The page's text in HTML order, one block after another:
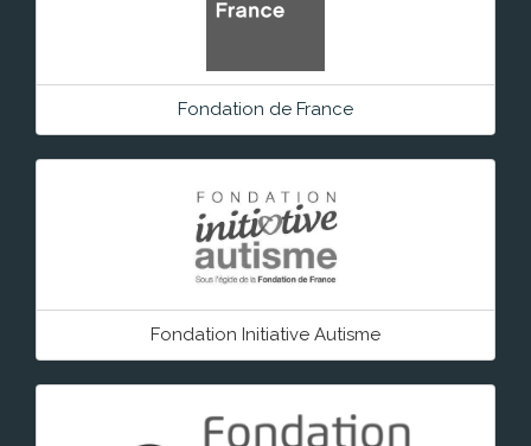
Fondation de France
Fondation Initiative Autisme